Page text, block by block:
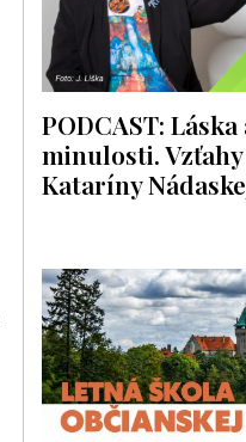
PODCAST:
minulosti.
Kataríny